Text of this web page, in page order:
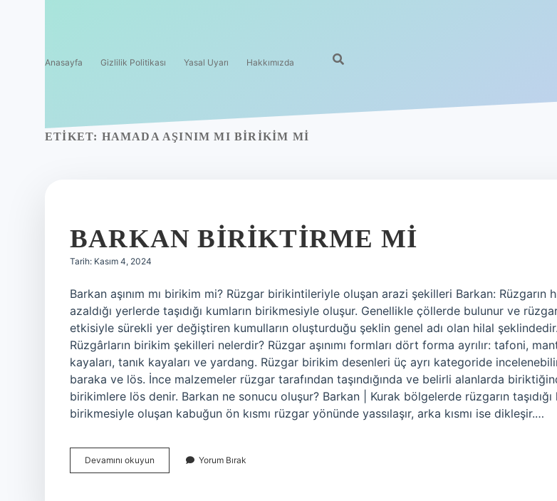
Anasayfa Gizlilik Politikası Yasal Uyarı Hakkımızda
ETIKET: HAMADA AŞINIM MI BIRIKIM MI
BARKAN BIRIKTIRME MI
Tarih: Kasım 4, 2024
Barkan aşınım mı birikim mi? Rüzgar birikintileriyle oluşan arazi şekilleri Barkan: Rüzgarın
azaldığı yerlerde taşıdığı kumların birikmesiyle oluşur. Genellikle çöllerde bulunur ve
etkisiyle sürekli yer değiştiren kumulların oluşturduğu şeklin genel adı olan hilal şeklindedir.
Rüzgârların birikim şekilleri nelerdir? Rüzgar aşınımı formları dört forma ayrılır: tafoni,
kayaları, tanık kayaları ve yardang. Rüzgar birikim desenleri üç ayrı kategoride
baraka ve lös. İnce malzemeler rüzgar tarafından taşındığında ve belirli alanlarda
birikimlere lös denir. Barkan ne sonucu oluşur? Barkan | Kurak bölgelerde rüzgarın taşıdığı
birikmesiyle oluşan kabuğun ön kısmı rüzgar yönünde yassılaşır, arka kısmı ise dikleşir.…
Devamını okuyun
Biriktirme
Yorum Bırak